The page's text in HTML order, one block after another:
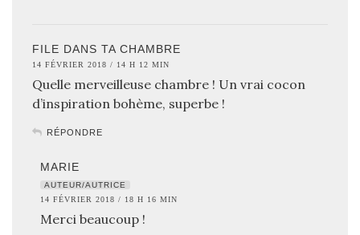
FILE DANS TA CHAMBRE
14 FÉVRIER 2018 / 14 H 12 MIN
Quelle merveilleuse chambre ! Un vrai cocon
d’inspiration bohème, superbe !
RÉPONDRE
MARIE
AUTEUR/AUTRICE
14 FÉVRIER 2018 / 18 H 16 MIN
Merci beaucoup !